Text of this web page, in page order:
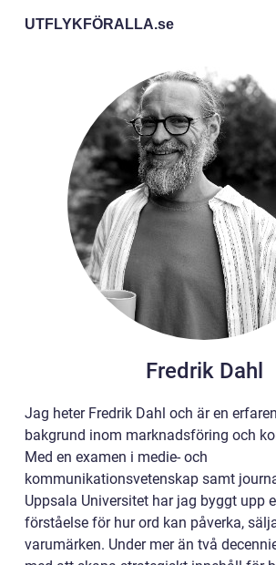
UTFLYKFÖRALLA.se
Fredrik Dahl
Jag heter Fredrik Dahl och är en
bakgrund inom marknadsföring och
Med en examen i medie- och
kommunikationsvetenskap samt
Uppsala Universitet har jag byggt upp
förståelse för hur ord kan påverka,
varumärken. Under mer än två